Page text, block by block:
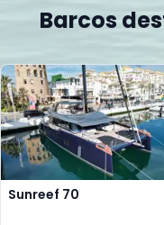
Barcos
Sunreef 70